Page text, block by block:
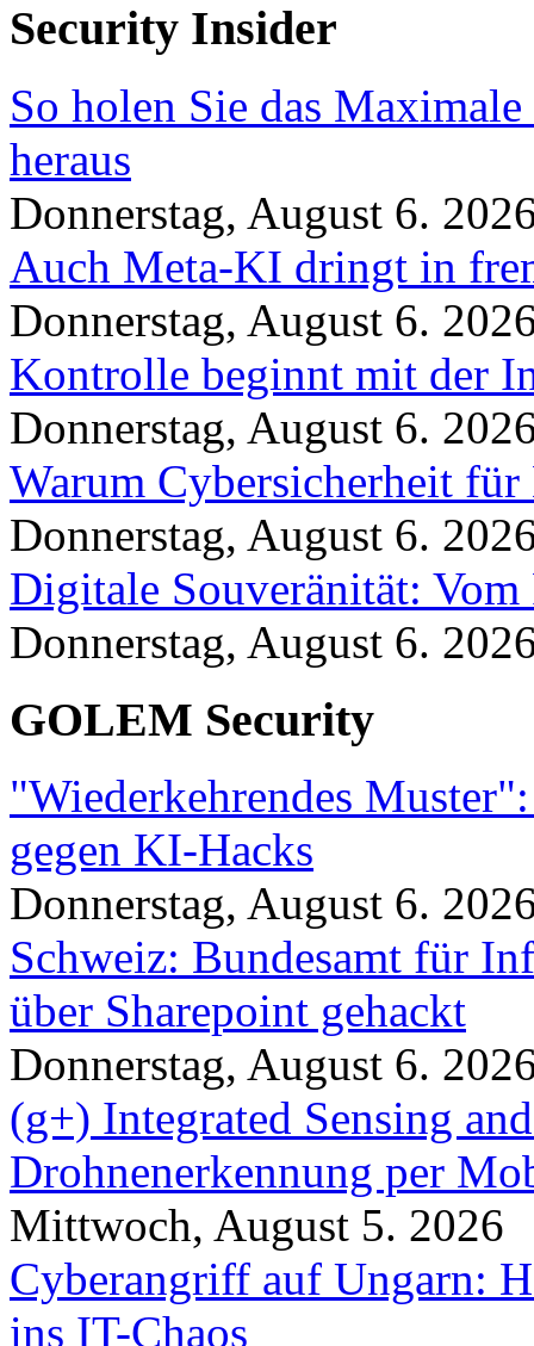
Security Insider
So holen Sie das
heraus
Donnerstag, August 6.
Auch Meta-KI dringt in
Donnerstag, August 6.
Kontrolle beginnt mit der
Donnerstag, August 6.
Warum Cybersicherheit für
Donnerstag, August 6.
Digitale Souveränität:
Donnerstag, August 6.
GOLEM Security
"Wiederkehrendes
gegen KI-Hacks
Donnerstag, August 6.
Schweiz: Bundesamt für
über Sharepoint gehackt
Donnerstag, August 6.
(g+) Integrated Sensing
Drohnenerkennung per
Mittwoch, August 5. 2026
Cyberangriff auf Ungarn:
ins IT-Chaos